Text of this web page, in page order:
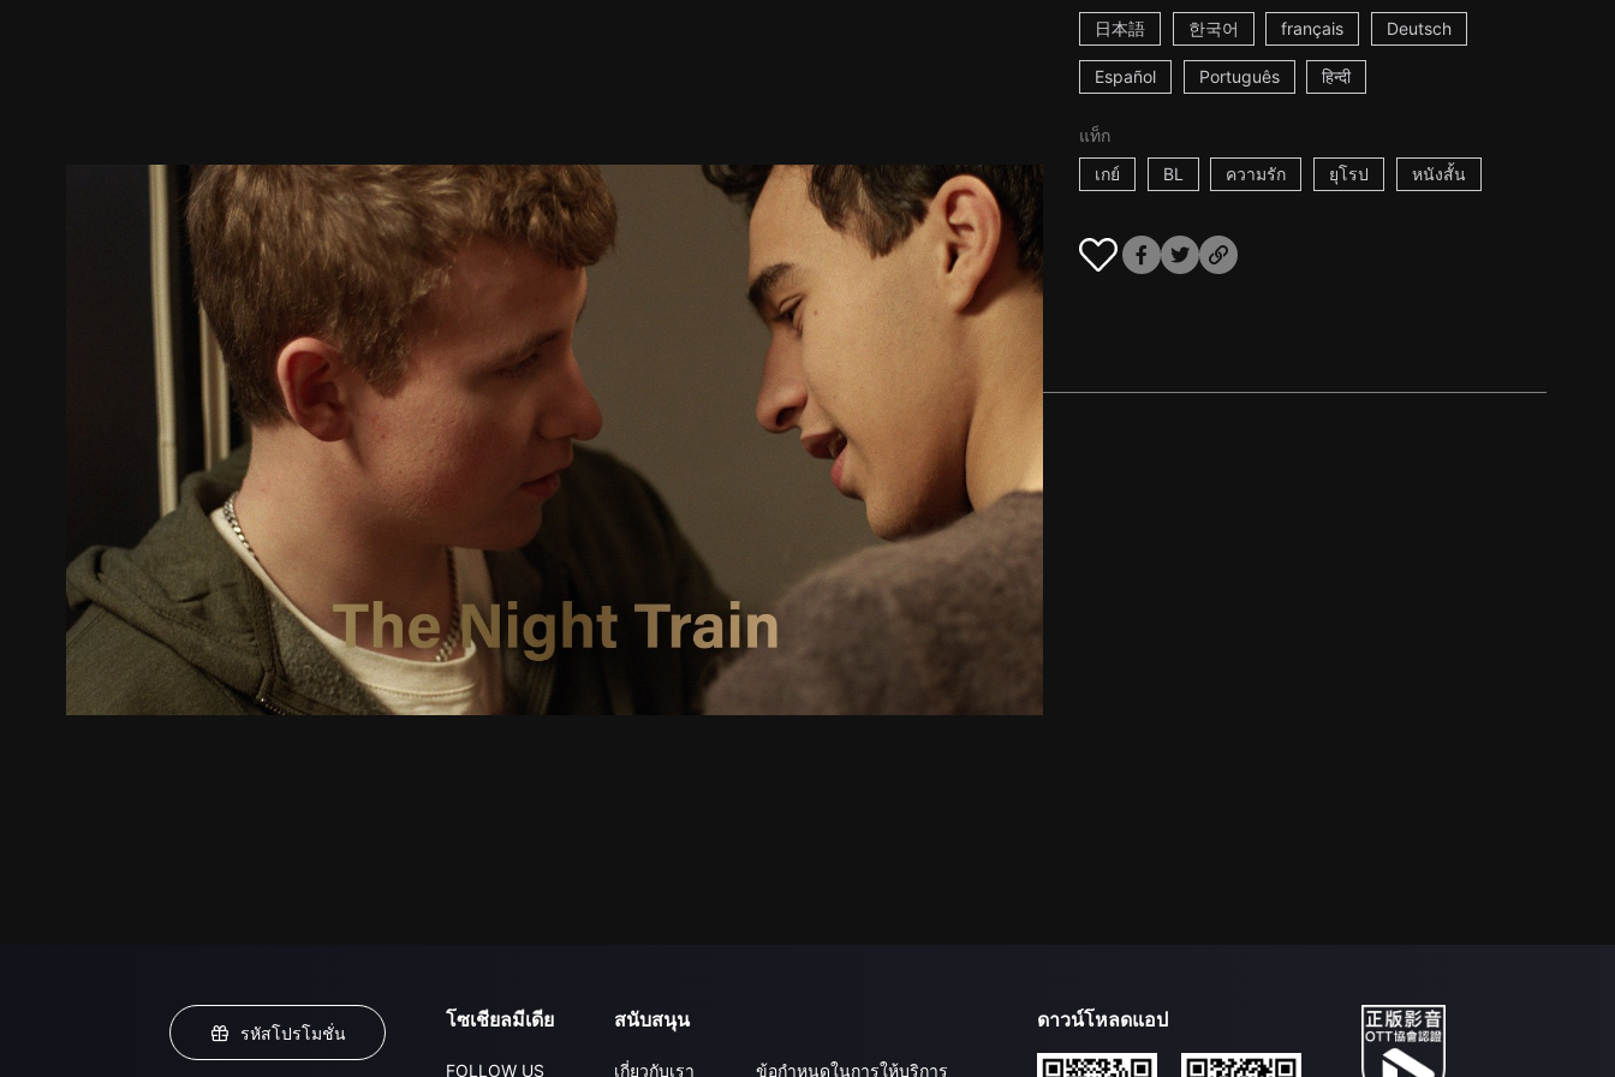
日本語 한국어 français Deutsch
Español Português हिन्दी
แท็ก
เกย์
BL ความรัก ยุโรป หนังสั้น
ภาพนิ่ง เนื้อหาที่แนะนำ รายละเอียด
รหัสโปรโมชั่น
โซเชียลมีเดีย
FOLLOW US
สนับสนุน
เกี่ยวกับเรา ข้อกำหนดในการให้บริการ
ดาวน์โหลดแอป